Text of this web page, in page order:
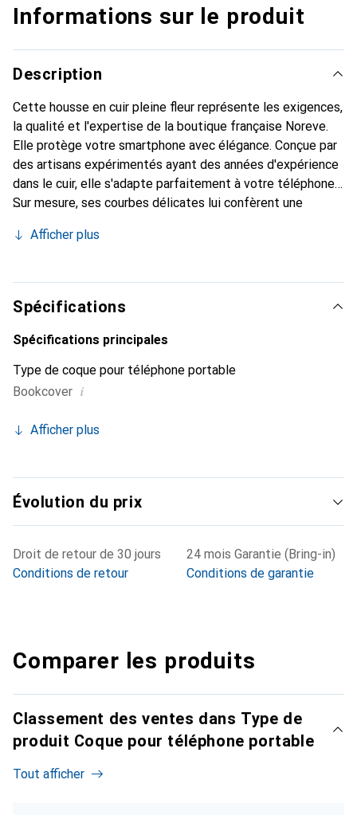
Informations sur le produit
Description
Cette housse en cuir pleine fleur représente les exigences,
la qualité et l'expertise de la boutique française Noreve.
Elle protège votre smartphone avec élégance. Conçue par
des artisans expérimentés ayant des années d'expérience
dans le cuir, elle s'adapte parfaitement à votre téléphone.
Sur mesure, ses courbes délicates lui confèrent une
indispensable pour votre smartphone. Reconnaître
marque Noreve est un choix fiable pour une clientèle
exigeante.
Afficher plus
Spécifications
Spécifications principales
Type de coque pour téléphone portable
Bookcover i
Afficher plus
Évolution du prix
Droit de retour de 30 jours
Conditions de retour
24 mois Garantie (Bring-in)
Conditions de garantie
Comparer les produits
Classement des ventes dans Type de
produit Coque pour téléphone portable
Tout afficher